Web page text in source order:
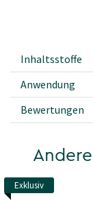
Inhaltsstoffe
Anwendung
Bewertungen
Exklusiv